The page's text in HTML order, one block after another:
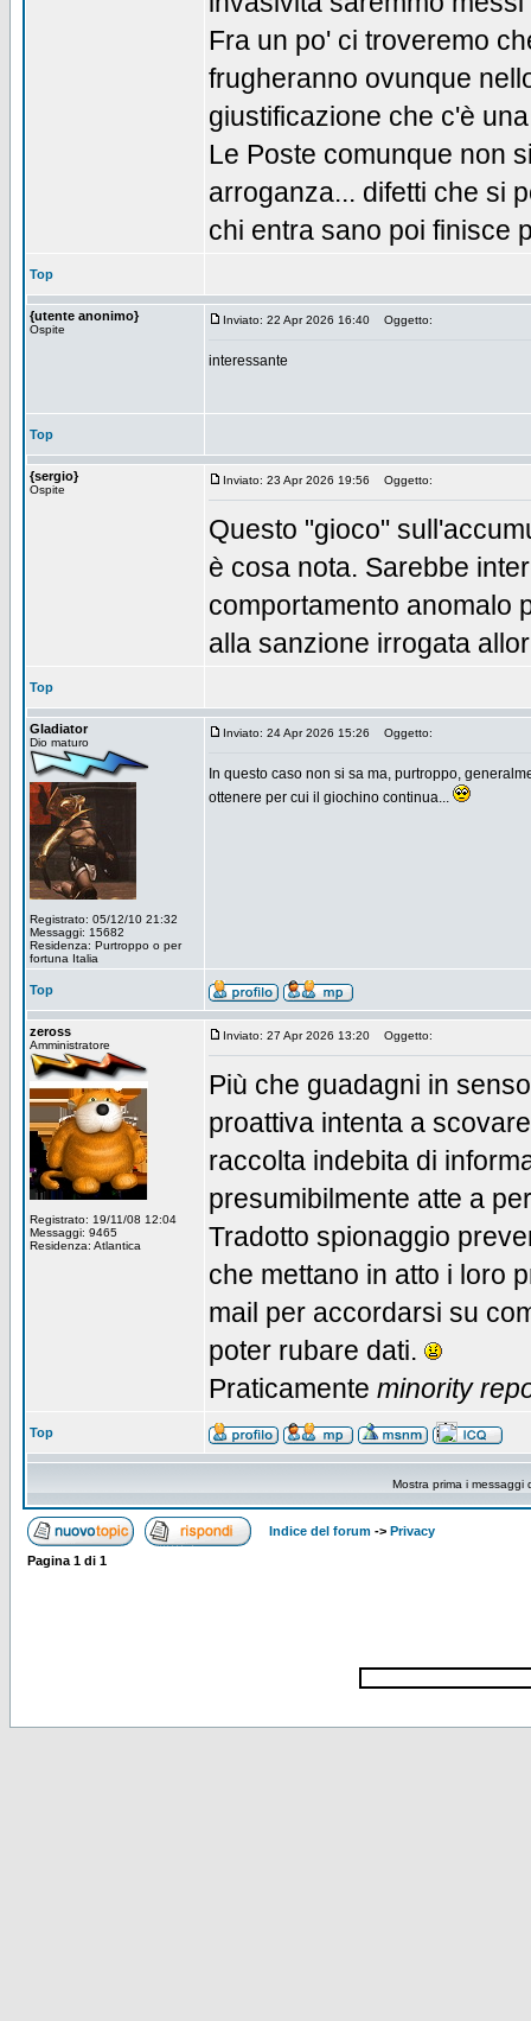
Fra un po' ci troveremo
frugheranno ovunque
giustificazione che c'è
Le Poste comunque non
arroganza... difetti che si
chi entra sano poi finisce
Top
{utente anonimo}
Ospite
Inviato: 22 Apr 2026 16:40 Oggetto:
interessante
Top
{sergio}
Ospite
Inviato: 23 Apr 2026 19:56 Oggetto:
Questo "gioco"
è cosa nota. Sarebbe
comportamento anomalo
alla sanzione irrogata
Top
Gladiator
Dio maturo
Registrato: 05/12/10 21:32
Messaggi: 15682
Residenza: Purtroppo o per
fortuna Italia
Inviato: 24 Apr 2026 15:26 Oggetto:
In questo caso non si sa ma, purtroppo,
ottenere per cui il giochino continua...
Top
zeross
Amministratore
Registrato: 19/11/08 12:04
Messaggi: 9465
Residenza: Atlantica
Inviato: 27 Apr 2026 13:20 Oggetto:
Più che guadagni in
proattiva intenta a
raccolta indebita di
presumibilmente atte a
Tradotto spionaggio
che mettano in atto i loro
mail per accordarsi su
poter rubare dati.
Praticamente minority
Top
Mostra prima i messaggi
Indice del forum -> Privacy
Pagina 1 di 1